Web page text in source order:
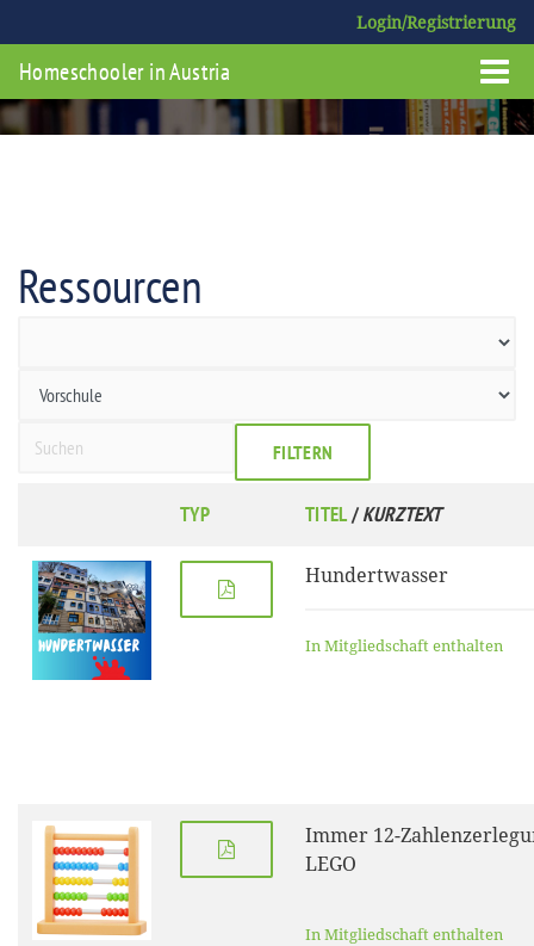
Login/Registrierung
Homeschooler in Austria
Ressourcen
FILTERN
TYP TITEL/KURZTEXT
Hundertwasser
In Mitgliedschaft enthalten
Immer 12-
LEGO
In Mitgliedschaft enthalten